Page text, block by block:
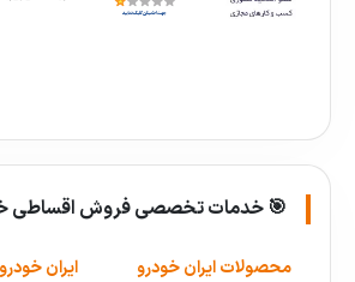
🎯 خدمات تخصصی فروش اقساطی
محصولات ایران خودرو ایران